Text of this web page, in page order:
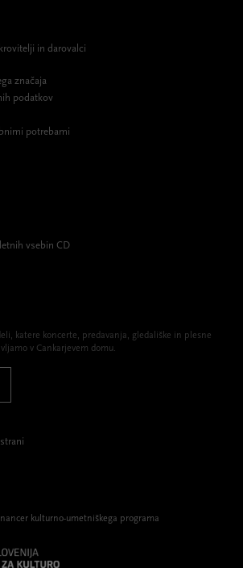
in darovalci
značaja
podatkov
potrebami
vsebin CD
katere koncerte, predavanja, gledališke in plesne
v Cankarjevem domu.
kulturno-umetniškega programa